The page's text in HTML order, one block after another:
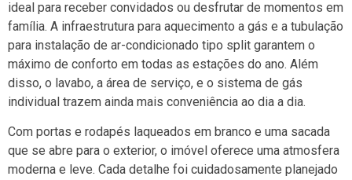
ideal para receber convidados ou desfrutar de momentos em
família. A infraestrutura para aquecimento a gás e a tubulação
para instalação de ar-condicionado tipo split garantem o
máximo de conforto em todas as estações do ano. Além
disso, o lavabo, a área de serviço, e o sistema de gás
individual trazem ainda mais conveniência ao dia a dia.
Com portas e rodapés laqueados em branco e uma sacada
que se abre para o exterior, o imóvel oferece uma atmosfera
moderna e leve. Cada detalhe foi cuidadosamente planejado